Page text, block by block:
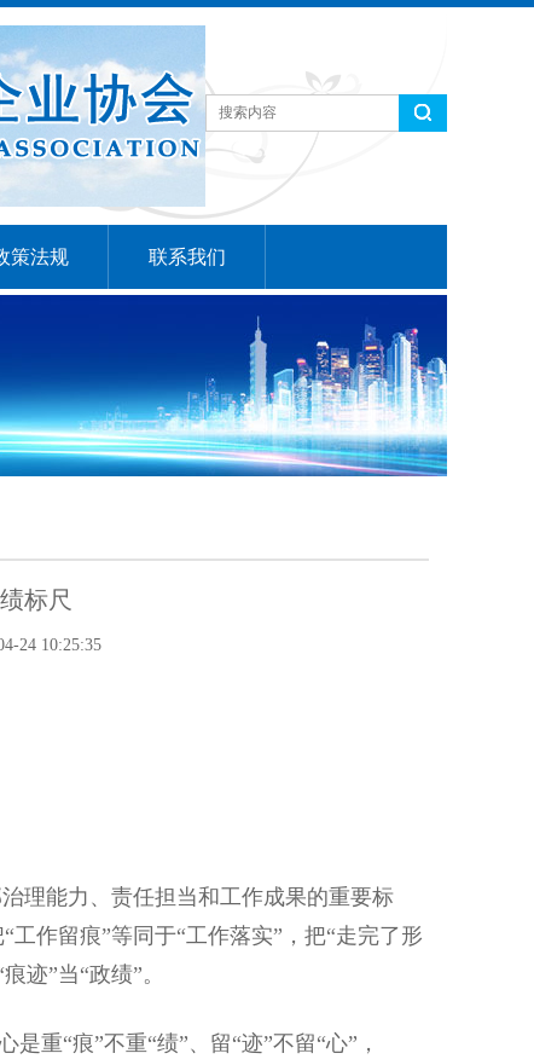
策法规 联系我们
标尺
24 10:25:35
理能力、责任担当和工作成果的重要标
作留痕”等同于“工作落实”，把“走完了形
迹”当“政绩”。
重“痕”不重“绩”、留“迹”不留“心”，